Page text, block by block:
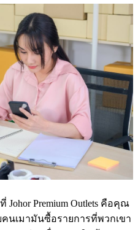
Premium Outlets คือคุณ
นเมามันซื้อรายการที่พวกเขา